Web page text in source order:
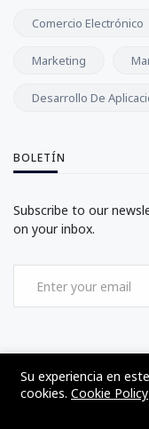
Comercio Electrónico
Marketing
Desarrollo De
BOLETÍN
Subscribe to our
on your inbox.
©2017 - 2024 - The Web
Su experiencia en
cookies. Cookie Policy